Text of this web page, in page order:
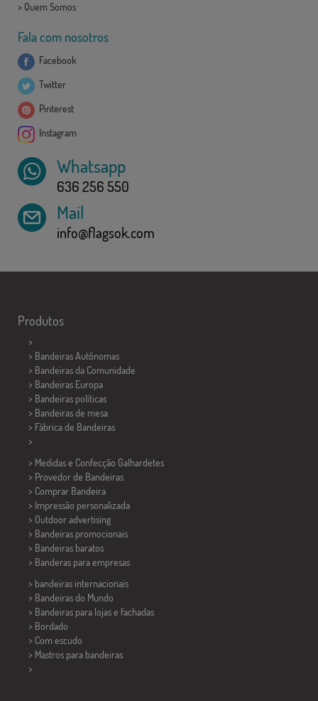
> Quem Somos
Fala com nosotros
Facebook
Twitter
Pinterest
Instagram
Whatsapp
636 256 550
Mail
info@flagsok.com
Produtos
>
> Bandeiras Autônomas
> Bandeiras da Comunidade
> Bandeiras Europa
> Bandeiras políticas
> Bandeiras de mesa
> Fábrica de Bandeiras
>
> Medidas e Confecção Galhardetes
> Provedor de Bandeiras
> Comprar Bandeira
> Impressão personalizada
> Outdoor advertising
> Bandeiras promocionais
> Bandeiras baratos
> Banderas para empresas
> bandeiras internacionais
> Bandeiras do Mundo
> Bandeiras para lojas e fachadas
> Bordado
> Com escudo
> Mastros para bandeiras
>